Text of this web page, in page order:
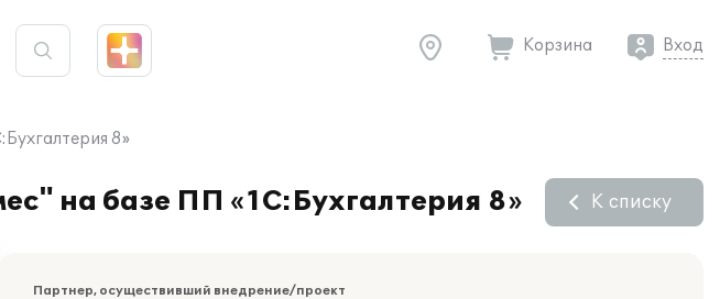
Корзина Вход
8»
на базе ПП «1С:Бухгалтерия 8» К списку
Партнер, осуществивший внедрение/проект